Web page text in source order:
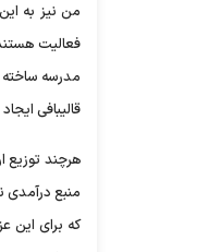
من نیز به
قالیبافی
هرچند توزیع
منبع درآمدی
که برای این